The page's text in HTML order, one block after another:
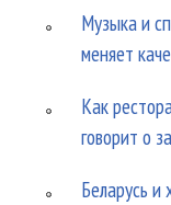
Музыка и
меняет
Как
говорит о
Беларусь и